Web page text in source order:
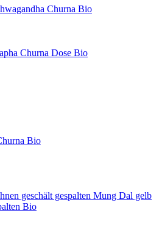
Churna Bio
Churna Dose Bio
Bio
Mung Dal gelb
Bio